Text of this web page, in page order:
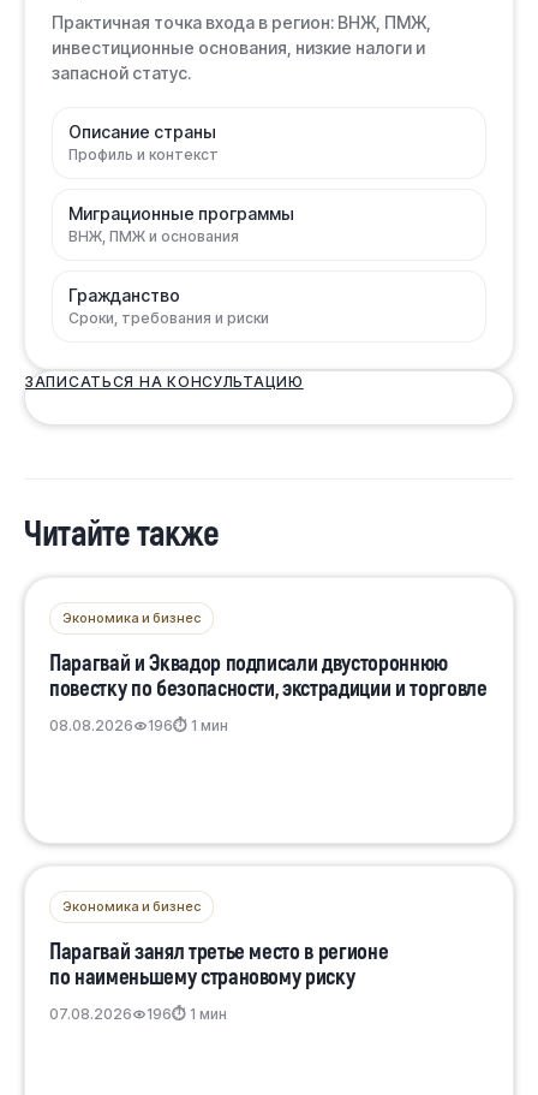
Практичная точка входа в регион: ВНЖ, ПМЖ,
инвестиционные основания, низкие налоги и
запасной статус.
Описание страны
Профиль и контекст
Миграционные программы
ВНЖ, ПМЖ и основания
Гражданство
Сроки, требования и риски
ЗАПИСАТЬСЯ НА КОНСУЛЬТАЦИЮ
Читайте также
Экономика и бизнес
Парагвай и Эквадор подписали двустороннюю
повестку по безопасности, экстрадиции и торговле
08.08.2026 196⏱ 1 мин
Экономика и бизнес
Парагвай занял третье место в регионе
по наименьшему страновому риску
07.08.2026 196⏱ 1 мин